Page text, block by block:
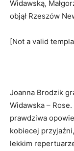
Widawską,
objął Rzeszów
[Not a valid
Joanna Brodzik
Widawska –
prawdziwa
kobiecej
lekkim